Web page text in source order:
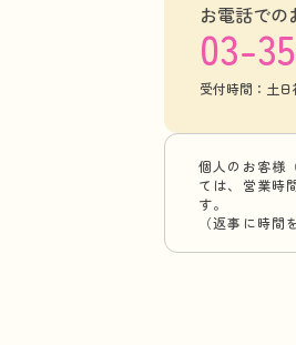
お電話での
03-
受付時間：土
個人のお客様
ては、営業時
す。
（返事に時間